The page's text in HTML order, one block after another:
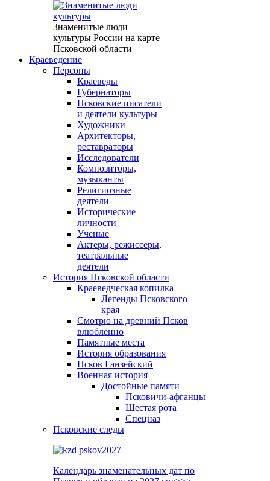
Знаменитые люди
культуры России на карте
Псковской области
Краеведение
Персоны
Краеведы
Губернаторы
Псковские писатели
и деятели культуры
Художники
Архитекторы,
реставраторы
Исследователи
Композиторы,
музыканты
Религиозные
деятели
Исторические
личности
Ученые
Актеры, режиссеры,
театральные
деятели
История Псковской области
Краеведческая копилка
Легенды Псковского
края
Смотрю на древний Псков
влюблённо
Памятные места
История образования
Псков Ганзейский
Военная история
Достойные памяти
Псковичи-афганцы
Шестая рота
Спецназ
Псковские следы
Календарь знаменательных дат по